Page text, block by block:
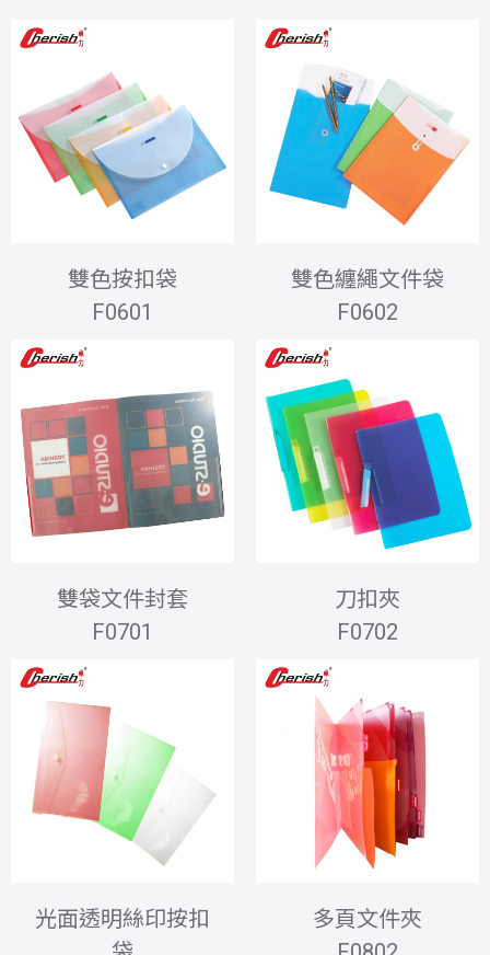
雙色按扣袋
F0601
雙色纏繩文件袋
F0602
雙袋文件封套
F0701
刀扣夾
F0702
光面透明絲印按扣
多頁文件夾